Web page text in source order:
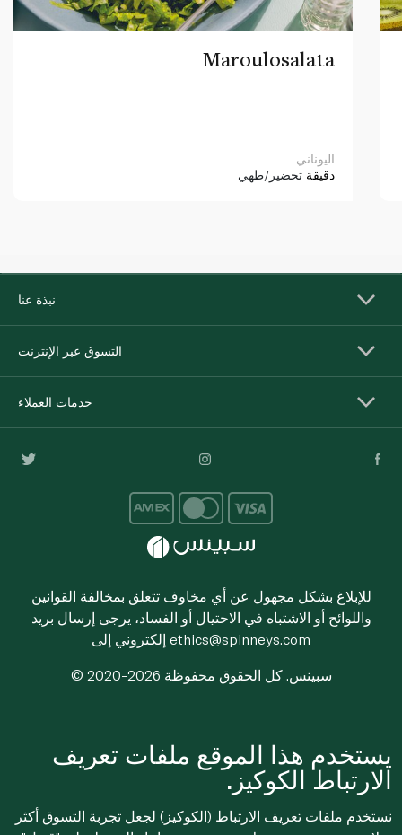
Maroulosalata
اليوناني
دقيقة تحضير/طهي
نبذة عنا
التسوق عبر الإنترنت
خدمات العملاء
للإبلاغ بشكل مجهول عن أي مخاوف تتعلق بمخالفة القوانين
واللوائح أو الاشتباه في الاحتيال أو الفساد، يرجى إرسال بريد
ethics@spinneys.com
© 2020-2026 سبينس. كل الحقوق محفوظة
يستخدم هذا الموقع ملفات تعريف
الارتباط الكوكيز.
نستخدم ملفات تعريف الارتباط (الكوكيز) لجعل تجربة التسوق أكثر